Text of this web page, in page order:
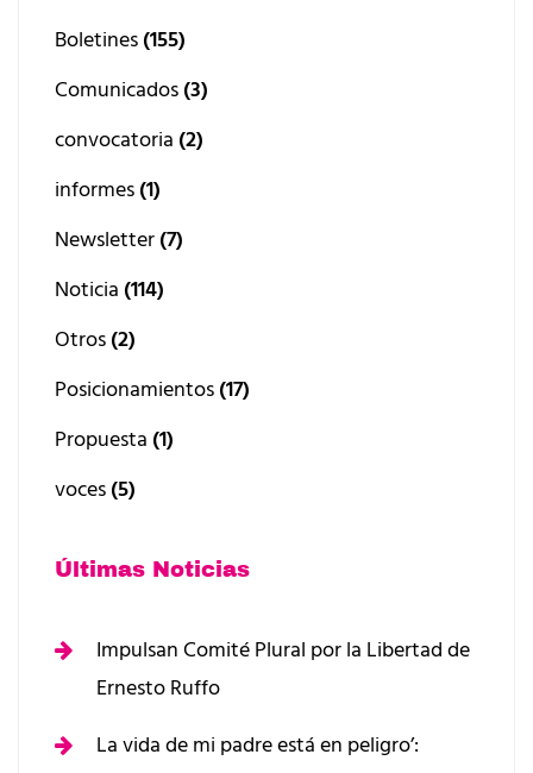
Boletines(155)
Comunicados(3)
convocatoria (2)
informes(1)
Newsletter(7)
Noticia (114)
Otros(2)
Posicionamientos(17)
Propuesta (1)
voces(5)
Últimas Noticias
Impulsan Comité Plural por la Libertad de
Ernesto Ruffo
La vida de mi padre está en peligro’: